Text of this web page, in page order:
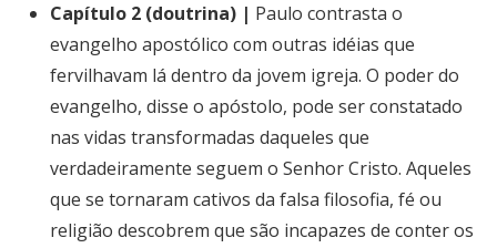
Capítulo 2 (doutrina) | Paulo contrasta o
evangelho apostólico com outras idéias que
fervilhavam lá dentro da jovem igreja. O poder do
evangelho, disse o apóstolo, pode ser constatado
nas vidas transformadas daqueles que
verdadeiramente seguem o Senhor Cristo. Aqueles
que se tornaram cativos da falsa filosofia, fé ou
religião descobrem que são incapazes de conter os